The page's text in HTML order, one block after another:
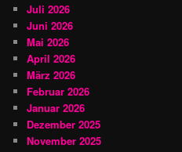
Juli 2026
Juni 2026
Mai 2026
April 2026
März 2026
Februar 2026
Januar 2026
Dezember 2025
November 2025